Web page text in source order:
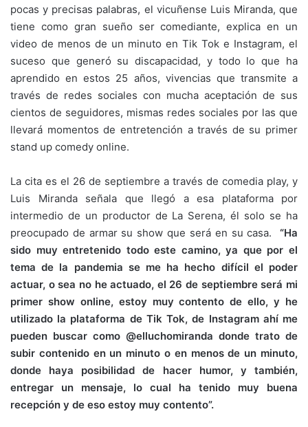
pocas y precisas palabras, el vicuñense Luis Miranda, que
tiene como gran sueño ser comediante, explica en un
video de menos de un minuto en Tik Tok e Instagram, el
suceso que generó su discapacidad, y todo lo que ha
aprendido en estos 25 años, vivencias que transmite a
través de redes sociales con mucha aceptación de sus
cientos de seguidores, mismas redes sociales por las que
llevará momentos de entretención a través de su primer
stand up comedy online.
La cita es el 26 de septiembre a través de comedia play, y
Luis Miranda señala que llegó a esa plataforma por
intermedio de un productor de La Serena, él solo se ha
preocupado de armar su show que será en su casa. “Ha
sido muy entretenido todo este camino, ya que por el
tema de la pandemia se me ha hecho difícil el poder
actuar, o sea no he actuado, el 26 de septiembre será mi
primer show online, estoy muy contento de ello, y he
utilizado la plataforma de Tik Tok, de Instagram ahí me
pueden buscar como @elluchomiranda donde trato de
subir contenido en un minuto o en menos de un minuto,
donde haya posibilidad de hacer humor, y también,
entregar un mensaje, lo cual ha tenido muy buena
recepción y de eso estoy muy contento”.